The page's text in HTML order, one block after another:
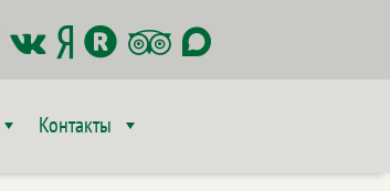
    
Контакты